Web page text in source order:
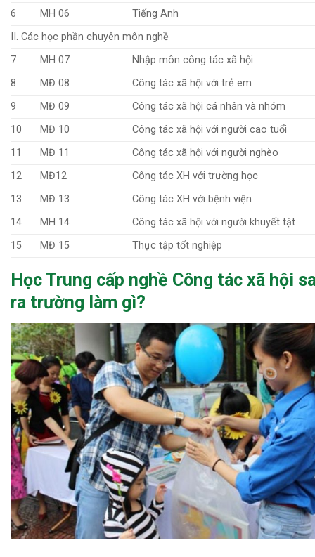
6 MH 06
Tiếng Anh
II. Các học phần chuyên môn nghề
7
MH 07
Nhập môn công tác xã hội
8
MĐ 08
Công tác xã hội với trẻ em
9
MĐ 09
Công tác xã hội cá nhân và nhóm
10
MĐ 10
Công tác xã hội với người cao tuổi
11
MĐ 11
Công tác xã hội với người nghèo
12
MĐ12
Công tác XH với trường học
13
MĐ 13
Công tác XH với bệnh viện
14
MH 14
Công tác xã hội với người khuyết tật
15
MĐ 15 Thực tập tốt nghiệp
Học Trung cấp nghề Công tác xã hội
ra trường làm gì?